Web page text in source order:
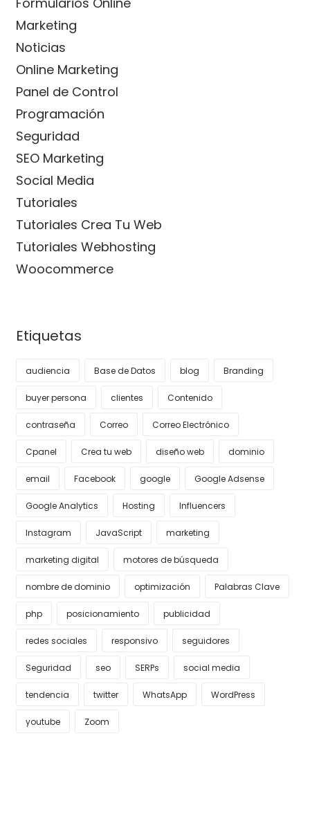
Marketing
Noticias
Online Marketing
Panel de Control
Programación
Seguridad
SEO Marketing
Social Media
Tutoriales
Tutoriales Crea Tu Web
Tutoriales Webhosting
Woocommerce
Etiquetas
audiencia Base de Datos blog Branding
buyer persona clientes Contenido
contraseña Correo Correo Electrónico
Cpanel Crea tu web diseño web dominio
email Facebook google Google Adsense
Google Analytics Hosting Influencers
Instagram JavaScript marketing
marketing digital motores de búsqueda
nombre de dominio optimización Palabras Clave
php posicionamiento publicidad
redes sociales responsivo seguidores
Seguridad seo SERPs social media
tendencia twitter WhatsApp WordPress
youtube Zoom